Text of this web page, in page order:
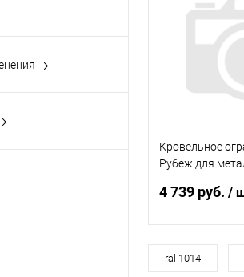
Купить в 1
В избранное
Кровельное
Рубеж для
(Коричневый)
4 739 руб. /
В
ral 1014